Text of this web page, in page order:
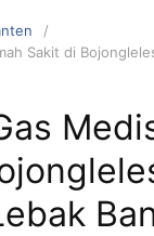
Sakit di